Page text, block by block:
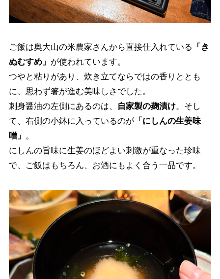
ご飯は奥大山の米農家さんから直接仕入れている
「き
ぬむすめ」 が使われています。
つやと粘りがあり、炊き立てならではの香りととも
に、思わず箸が進む美味しさでした。
刺身醤油の左側にあるのは、
自家製の麹漬け。そし
て、右側の小鉢に入っているのが「にしんの生姜味
噌」 。
にしんの旨味に生姜のほどよい刺激が重なった珍味
で、ご飯はもちろん、お酒にもよく合う一品です。